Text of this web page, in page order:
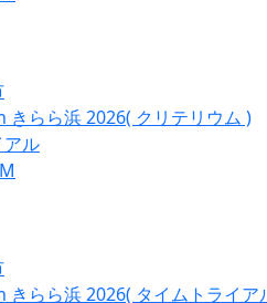
きらら浜 2026( クリテリウム )
アル
M
きらら浜 2026( タイムトライア